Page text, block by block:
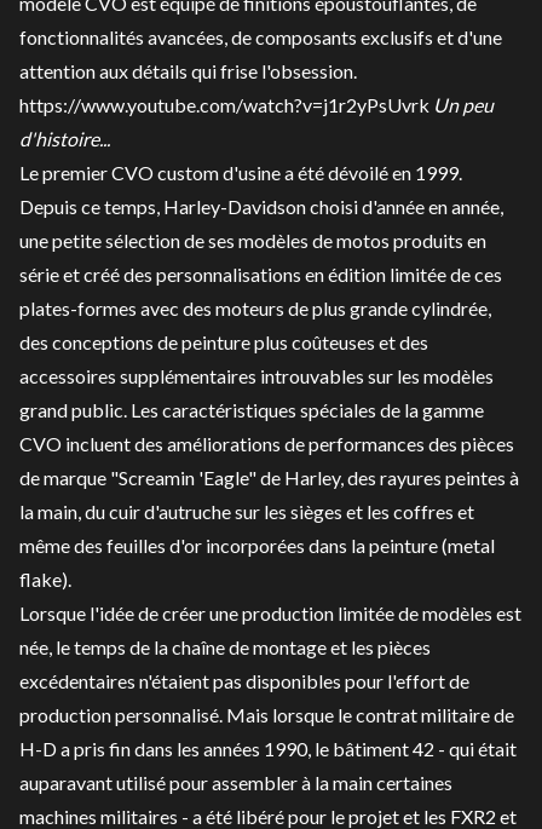
fonctionnalités avancées, de composants exclusifs et d'une
attention aux détails qui frise l'obsession.
https://www.youtube.com/watch?v=j1r2yPsUvrk Un peu
d'histoire...
Le premier CVO custom d'usine a été dévoilé en 1999.
Depuis ce temps, Harley-Davidson choisi d'année en année,
une petite sélection de ses modèles de motos produits en
série et créé des personnalisations en édition limitée de ces
plates-formes avec des moteurs de plus grande cylindrée,
des conceptions de peinture plus coûteuses et des
accessoires supplémentaires introuvables sur les modèles
grand public. Les caractéristiques spéciales de la gamme
CVO incluent des améliorations de performances des pièces
de marque "Screamin 'Eagle" de Harley, des rayures peintes à
la main, du cuir d'autruche sur les sièges et les coffres et
même des feuilles d'or incorporées dans la peinture (metal
flake).
Lorsque l'idée de créer une production limitée de modèles est
née, le temps de la chaîne de montage et les pièces
excédentaires n'étaient pas disponibles pour l'effort de
production personnalisé. Mais lorsque le contrat militaire de
H-D a pris fin dans les années 1990, le bâtiment 42 - qui était
auparavant utilisé pour assembler à la main certaines
machines militaires - a été libéré pour le projet et les FXR2 et